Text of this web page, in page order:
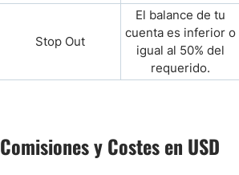
Stop Out
El balance de tu
cuenta es inferior o
igual al 50% del
requerido.
Comisiones y Costes en USD